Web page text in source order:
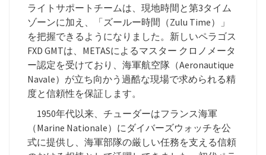
ライトサポートチームは、現地時間と第3タイム
ゾーンに加え、「ズールー時間（Zulu Time）」
を把握できるようになりました。新しいペラゴス
FXD GMTは、METASによるマスター クロノメータ
ー認定を受けており、海軍航空隊（Aeronautique
Navale）が立ち向かう過酷な現場で求められる精
度と信頼性を保証します。
1950年代以来、チューダーはフランス海軍
（Marine Nationale）にダイバーズウォッチを公
式に提供し、海軍部隊の厳しい任務を支える信頼